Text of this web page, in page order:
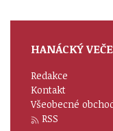
HANÁCKÝ
Redakce
Kontakt
Všeobecné
RSS